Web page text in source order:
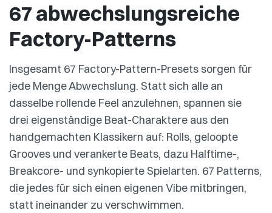
67 abwechslungsreiche
Factory-Patterns
Insgesamt 67 Factory-Pattern-Presets sorgen für
jede Menge Abwechslung. Statt sich alle an
dasselbe rollende Feel anzulehnen, spannen sie
drei eigenständige Beat-Charaktere aus den
handgemachten Klassikern auf: Rolls, geloopte
Grooves und verankerte Beats, dazu Halftime-,
Breakcore- und synkopierte Spielarten. 67 Patterns,
die jedes für sich einen eigenen Vibe mitbringen,
statt ineinander zu verschwimmen.